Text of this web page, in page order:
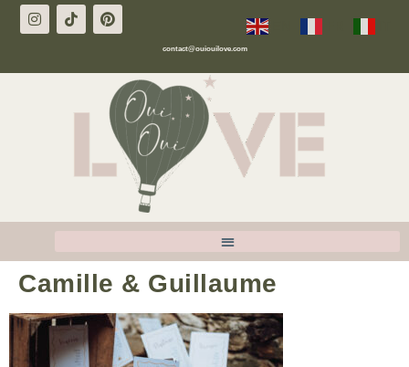
contact@ouiouilove.com
Camille & Guillaume